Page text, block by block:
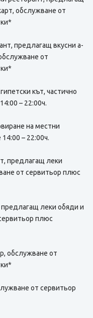
обслужване от
предлагащ вкусни а-
от
кът, частично
– 22:00ч.
на местни
– 22:00ч.
предлагащ леки
от сервитьор плюс
предлагащ леки обяди и
плюс
обслужване от
от сервитьор